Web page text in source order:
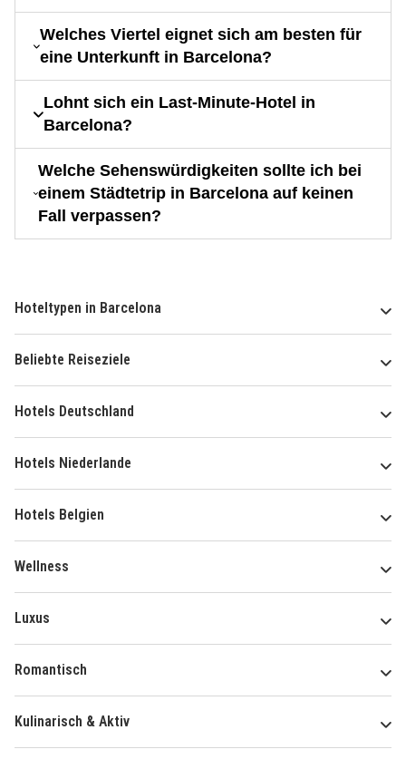
Welches Viertel eignet sich am besten für
eine Unterkunft in Barcelona?
Lohnt sich ein Last-Minute-Hotel in
Barcelona?
Welche Sehenswürdigkeiten sollte ich bei
einem Städtetrip in Barcelona auf keinen
Fall verpassen?
Hoteltypen in Barcelona
Beliebte Reiseziele
Hotels Deutschland
Hotels Niederlande
Hotels Belgien
Wellness
Luxus
Romantisch
Kulinarisch & Aktiv